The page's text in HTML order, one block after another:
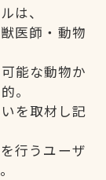
は、
医師・動物
能な動物か
。
を取材し記
行うユーザ